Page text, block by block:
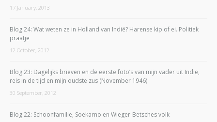
17 January, 2013
Blog 24: Wat weten ze in Holland van Indië? Harense kip of ei. Politiek
praatje
12 October, 2012
Blog 23: Dagelijks brieven en de eerste foto’s van mijn vader uit Indië,
reis in de tijd en mijn oudste zus (November 1946)
30 September, 2012
Blog 22: Schoonfamilie, Soekarno en Wieger-Betsches volk